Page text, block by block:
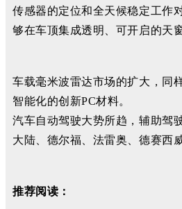
传感器的定位和全天候稳定工作
够在车顶集成透明、可开启的天
车载毫米波雷达市场的扩大，同
智能化的创新PC材料。
汽车自动驾驶大势所趋，辅助驾
大陆、德尔福、法雷奥、德赛西
推荐阅读：